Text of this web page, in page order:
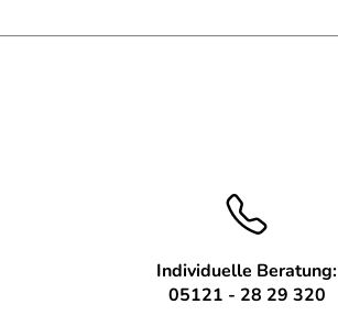
Individuelle Beratung:
05121 - 28 29 320